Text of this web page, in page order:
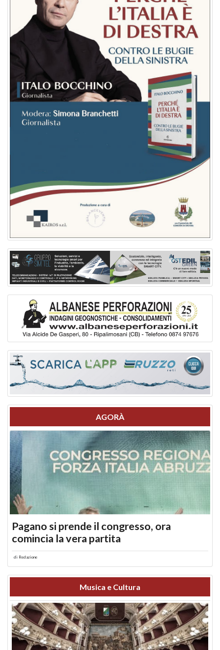
AGORÀ
Pagano si prende il congresso, ora
comincia la vera partita
di Redazione
Musica e Cultura